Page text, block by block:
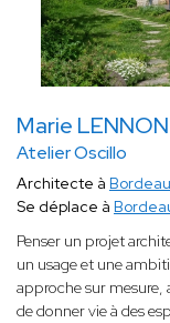
Marie LENNON
Atelier Oscillo
Architecte à
Se déplace à
Penser un projet
un usage et une
approche sur mesure,
de donner vie à des